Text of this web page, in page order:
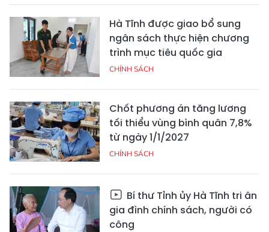
Hà Tĩnh được giao bổ sung
ngân sách thực hiện chương
trình mục tiêu quốc gia
CHÍNH SÁCH
Chốt phương án tăng lương
tối thiểu vùng bình quân 7,8%
từ ngày 1/1/2027
CHÍNH SÁCH
Bí thư Tỉnh ủy Hà Tĩnh tri ân
gia đình chính sách, người có
công